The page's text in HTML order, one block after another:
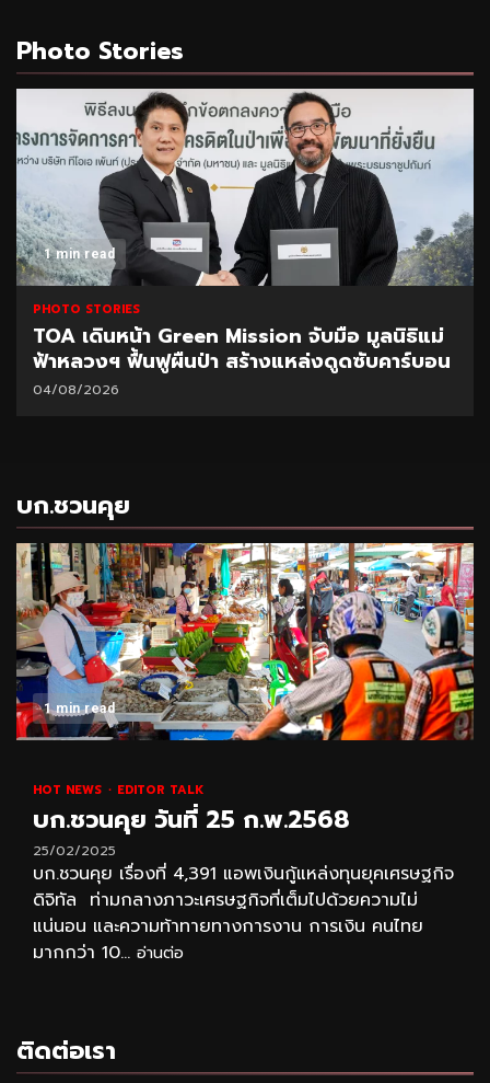
Photo Stories
1 min read
PHOTO STORIES
TOA เดินหน้า Green Mission จับมือ มูลนิธิแม่
ฟ้าหลวงฯ ฟื้นฟูผืนป่า สร้างแหล่งดูดซับคาร์บอน
04/08/2026
บก.ชวนคุย
1 min read
HOT NEWS EDITOR TALK
บก.ชวนคุย วันที่ 25 ก.พ.2568
25/02/2025
บก.ชวนคุย เรื่องที่ 4,391 แอพเงินกู้แหล่งทุนยุคเศรษฐกิจ
ดิจิทัล ท่ามกลางภาวะเศรษฐกิจที่เต็มไปด้วยความไม่
แน่นอน และความท้าทายทางการงาน การเงิน คนไทย
มากกว่า 10... อ่านต่อ
ติดต่อเรา